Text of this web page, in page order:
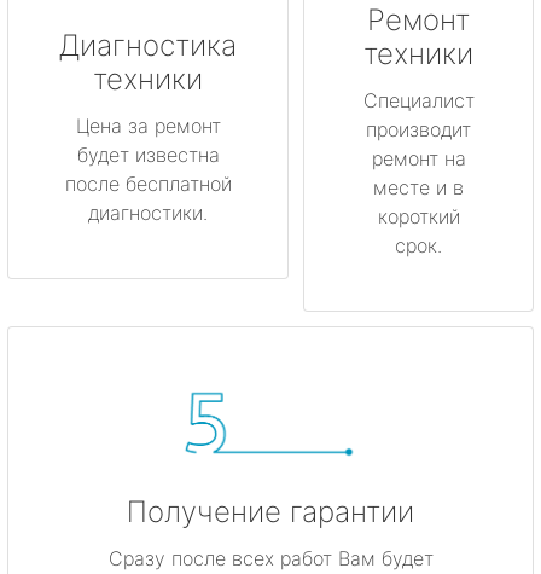
Диагностика
техники
Цена за ремонт
будет известна
после бесплатной
диагностики.
Ремонт
техники
Специалист
производит
ремонт на
месте и в
короткий
срок.
Получение гарантии
Сразу после всех работ Вам будет